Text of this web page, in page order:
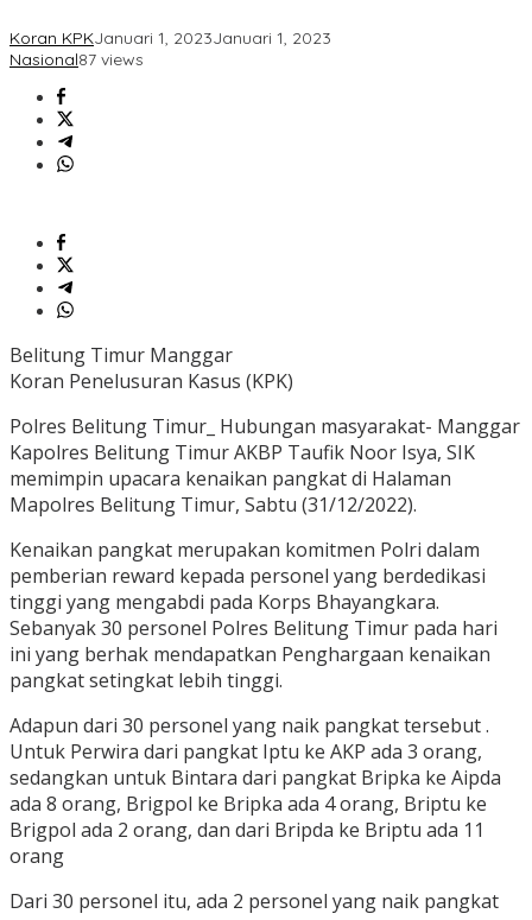
Setingkat
Koran KPKJanuari 1, 2023Januari 1, 2023
Nasional87 views
Belitung Timur Manggar
Koran Penelusuran Kasus (KPK)
Polres Belitung Timur_ Hubungan masyarakat- Manggar
Kapolres Belitung Timur AKBP Taufik Noor Isya, SIK
memimpin upacara kenaikan pangkat di Halaman
Mapolres Belitung Timur, Sabtu (31/12/2022).
Kenaikan pangkat merupakan komitmen Polri dalam
pemberian reward kepada personel yang berdedikasi
tinggi yang mengabdi pada Korps Bhayangkara.
Sebanyak 30 personel Polres Belitung Timur pada hari
ini yang berhak mendapatkan Penghargaan kenaikan
pangkat setingkat lebih tinggi.
Adapun dari 30 personel yang naik pangkat tersebut .
Untuk Perwira dari pangkat Iptu ke AKP ada 3 orang,
sedangkan untuk Bintara dari pangkat Bripka ke Aipda
ada 8 orang, Brigpol ke Bripka ada 4 orang, Briptu ke
Brigpol ada 2 orang, dan dari Bripda ke Briptu ada 11
orang
Dari 30 personel itu, ada 2 personel yang naik pangkat